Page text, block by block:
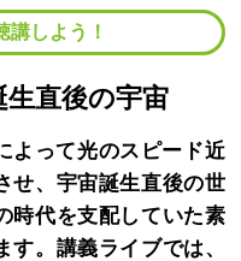
講しよう！
生直後の宇宙
よって光のスピード近
せ、宇宙誕生直後の世
時代を支配していた素
。講義ライブでは、